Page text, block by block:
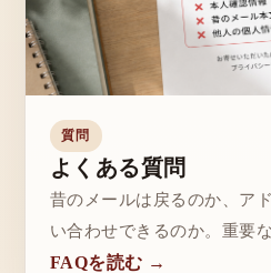
質問
よくある質問
昔のメールは戻るのか、ア
い合わせできるのか。重要
FAQを読む →